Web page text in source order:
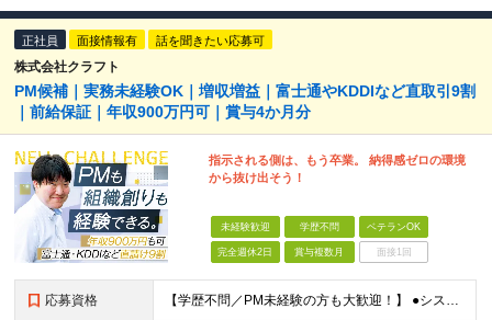
正社員 面接情報有 話を聞きたい応募可
株式会社クラフト
PM候補｜実務未経験OK｜増収増益｜富士通やKDDIなど直取引9割
｜前給保証｜年収900万円可｜賞与4か月分
指示される側は、もう卒業。 納得感ゼロの環境
から抜け出そう！
未経験歓迎 学歴不問 ベテランOK
完全週休2日 賞与複数月 面接1回
応募資格 【学歴不問／PM未経験の方も大歓迎！】 ●システム開発、またはインフラエンジニアとしての実務経験をお持ちの方 ～採用担当者より～ 「今はまだ役職についていないけれど、ゆくゆくは会社を動かすポジション